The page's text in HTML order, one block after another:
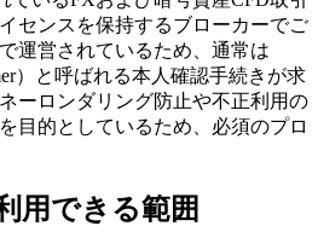
センスを保持するブローカーでご
運営されているため、通常は
）と呼ばれる本人確認手続きが求
ーロンダリング防止や不正利用の
目的としているため、必須のプロ
用できる範囲